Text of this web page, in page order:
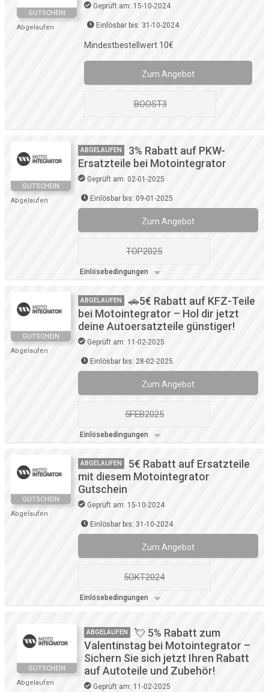
GUTSCHEIN
Abgelaufen
Geprüft am: 15-10-2024
Einlösbar bis: 31-10-2024
Mindestbestellwert 10€
Zum Angebot
BOOST3
GUTSCHEIN
Abgelaufen
ABGELAUFEN
3% Rabatt auf PKW-
Ersatzteile bei Motointegrator
Geprüft am: 02-01-2025
Einlösbar bis: 09-01-2025
Zum Angebot
TOP2025
Einlösebedingungen
GUTSCHEIN
Abgelaufen
ABGELAUFEN
🚗5€ Rabatt auf KFZ-Teile
bei Motointegrator – Hol dir jetzt
deine Autoersatzteile günstiger!
Geprüft am: 11-02-2025
Einlösbar bis: 28-02-2025
Zum Angebot
5FEB2025
Einlösebedingungen
GUTSCHEIN
Abgelaufen
ABGELAUFEN
5€ Rabatt auf Ersatzteile
mit diesem Motointegrator
Gutschein
Geprüft am: 15-10-2024
Einlösbar bis: 31-10-2024
Zum Angebot
5OKT2024
Einlösebedingungen
GUTSCHEIN
Abgelaufen
ABGELAUFEN
💘 5% Rabatt zum
Valentinstag bei Motointegrator –
Sichern Sie sich jetzt Ihren Rabatt
auf Autoteile und Zubehör!
Geprüft am: 11-02-2025